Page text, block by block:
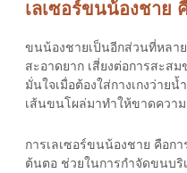
เลเซอร์ขนน้องชาย
ขนน้องชายเป็นอีกส่วนที่หลา
สะอาดยาก เสี่ยงต่อการสะส
มั่นใจเมื่อต้องใส่กางเกงว่าย
เส้นขนโผล่มาทำให้ขาดควา
การเลเซอร์ขนน้องชาย คือก
ต้นตอ ช่วยในการกำจัดขนบริ